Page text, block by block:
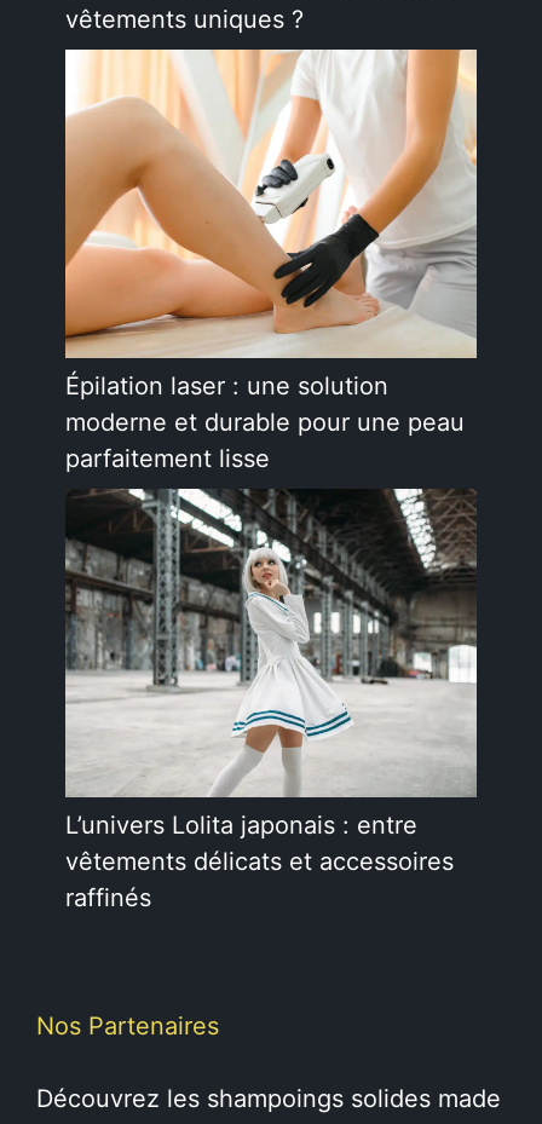
vêtements uniques ?
Épilation laser : une solution
moderne et durable pour une peau
parfaitement lisse
L’univers Lolita japonais : entre
vêtements délicats et accessoires
raffinés
Nos Partenaires
Découvrez les shampoings solides made